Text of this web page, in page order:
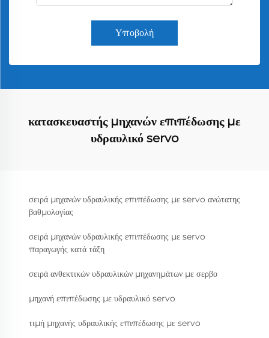
Υποβολή
κατασκευαστής μηχανών επιπέδωσης με
υδραυλικό servo
σειρά μηχανών υδραυλικής επιπέδωσης με servo ανώτατης
βαθμολογίας
σειρά μηχανών υδραυλικής επιπέδωσης με servo
παραγωγής κατά τάξη
σειρά ανθεκτικών υδραυλικών μηχανημάτων με σερβο
μηχανή επιπέδωσης με υδραυλικό servo
τιμή μηχανής υδραυλικής επιπέδωσης με servo